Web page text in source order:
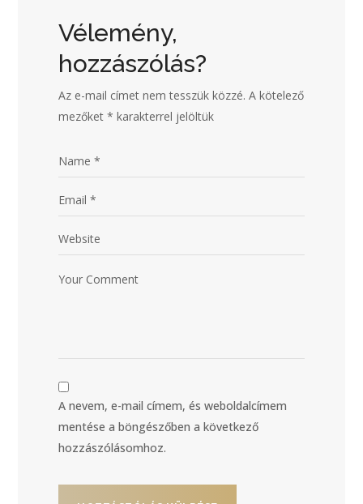
Vélemény,
hozzászólás?
Az e-mail címet nem tesszük közzé. A kötelező
mezőket* karakterrel jelöltük
A nevem, e-mail címem, és weboldalcímem
mentése a böngészőben a következő
hozzászólásomhoz.